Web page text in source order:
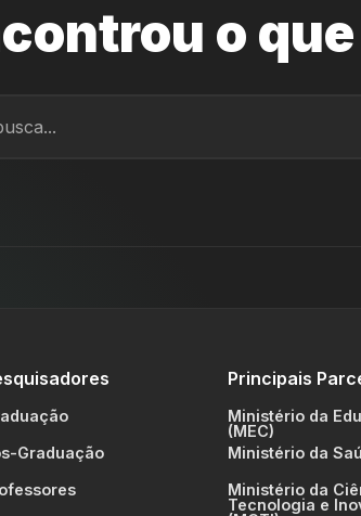
o
Graduação
Principais
Ministério da
(MEC)
Ministério da
Ministério da
Tecnologia e